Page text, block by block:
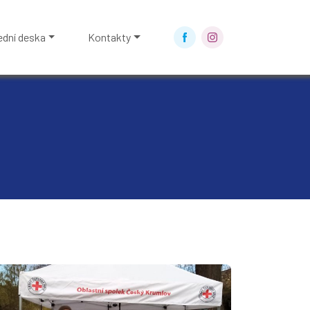
deska Kontakty